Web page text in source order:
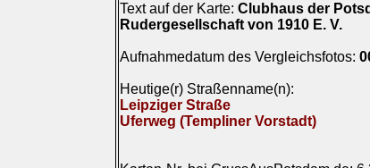
Text auf der Karte: Clubhaus der
Rudergesellschaft von 1910 E. V.
Aufnahmedatum des Vergleichsfotos:
Heutige(r) Straßenname(n):
Leipziger Straße
Uferweg (Templiner Vorstadt)